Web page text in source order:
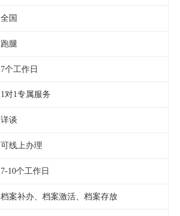
全国
跑腿
7个工作日
1对1专属服务
详谈
可线上办理
7-10个工作日
档案补办、档案激活、档案存放